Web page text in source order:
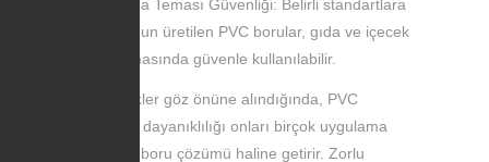
Gıda Teması Güvenliği: Belirli standartlara
uygun üretilen PVC borular, gıda ve içecek
temasında güvenle kullanılabilir.
Bu özellikler göz önüne alındığında, PVC
boruların dayanıklılığı onları birçok uygulama
için ideal boru çözümü haline getirir. Zorlu